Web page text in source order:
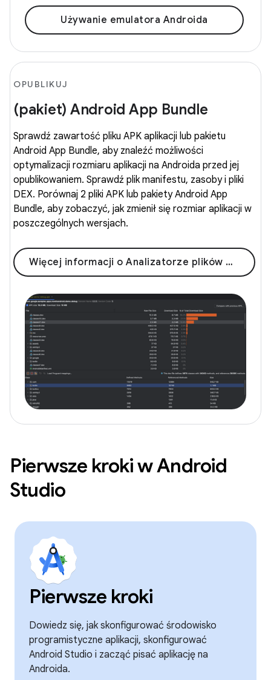
Używanie emulatora Androida
OPUBLIKUJ
(pakiet) Android App Bundle
Sprawdź zawartość pliku APK aplikacji lub pakietu
Android App Bundle, aby znaleźć możliwości
optymalizacji rozmiaru aplikacji na Androida przed jej
opublikowaniem. Sprawdź plik manifestu, zasoby i pliki
DEX. Porównaj 2 pliki APK lub pakiety Android App
Bundle, aby zobaczyć, jak zmienił się rozmiar aplikacji w
poszczególnych wersjach.
Więcej informacji o Analizatorze plików APK
Pierwsze kroki w Android
Studio
Pierwsze kroki
Dowiedz się, jak skonfigurować środowisko
programistyczne aplikacji, skonfigurować
Android Studio i zacząć pisać aplikację na
Androida.